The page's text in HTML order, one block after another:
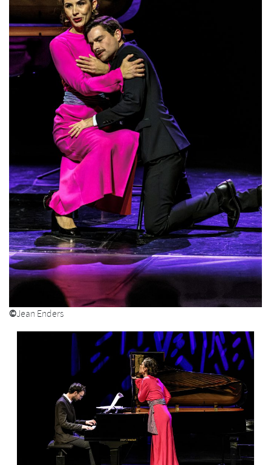
©Jean Enders